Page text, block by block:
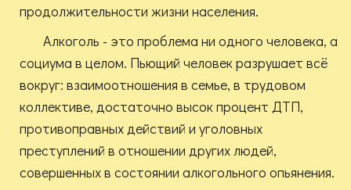
продолжительности жизни населения.
Алкоголь - это проблема ни одного человека, а
социума в целом. Пьющий человек разрушает всё
вокруг: взаимоотношения в семье, в трудовом
коллективе, достаточно высок процент ДТП,
противоправных действий и уголовных
преступлений в отношении других людей,
совершенных в состоянии алкогольного опьянения.